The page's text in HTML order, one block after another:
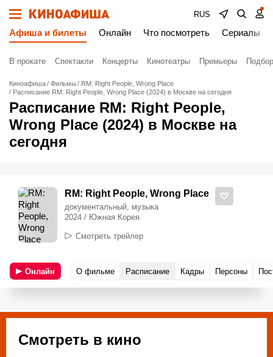
RUS
Афиша и билеты Онлайн Что посмотреть Сериалы
В прокате Спектакли Концерты Кинотеатры Премьеры
Киноафиша Фильмы
RM: Right People, Wrong Place
Расписание RM: Right People, Wrong Place (2024) в Москве на сегодня
Расписание RM: Right People,
Wrong Place (2024) в Москве на
сегодня
RM: Right People, Wrong Place
документальный, музыка
2024 / Южная Корея
Смотреть трейлер
Онлайн О фильме Расписание Кадры Персоны
Смотреть в кино